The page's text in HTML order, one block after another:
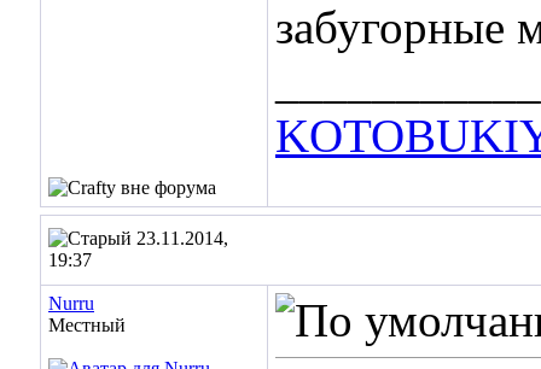
забугорные
23.11.2014,
19:37
Nurru
Местный